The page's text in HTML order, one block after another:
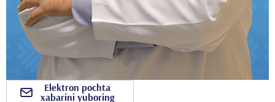
Elektron pochta
xabarini yuboring